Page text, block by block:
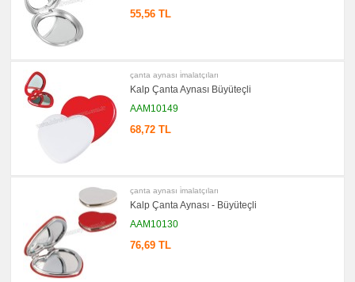
55,56 TL
çanta aynası i̇malatçıları
Kalp Çanta Aynası Büyüteçli
AAM10149
68,72 TL
çanta aynası i̇malatçıları
Kalp Çanta Aynası - Büyüteçli
AAM10130
76,69 TL